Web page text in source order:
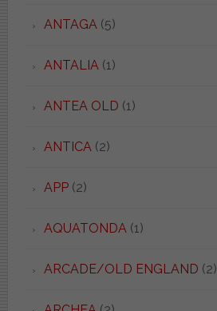
ANTAGA (5)
ANTALIA (1)
ANTEA OLD (1)
ANTICA (2)
APP(2)
AQUATONDA (1)
ARCADE/OLD ENGLAND (2)